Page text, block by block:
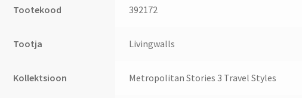
Tootekood 392172
Tootja Livingwalls
Kollektsioon Metropolitan Stories 3 Travel Styles